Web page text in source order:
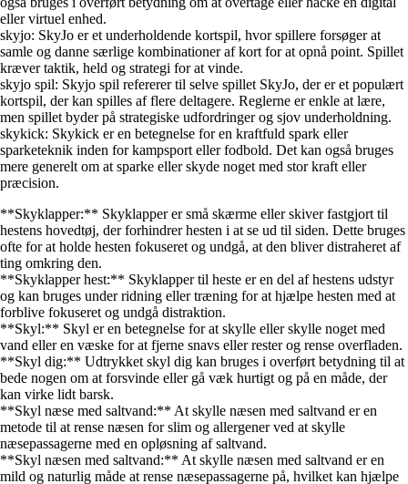
eller virtuel enhed.
skyjo: SkyJo er et underholdende kortspil, hvor spillere forsøger at
samle og danne særlige kombinationer af kort for at opnå point. Spillet
kræver taktik, held og strategi for at vinde.
skyjo spil: Skyjo spil refererer til selve spillet SkyJo, der er et populært
kortspil, der kan spilles af flere deltagere. Reglerne er enkle at lære,
men spillet byder på strategiske udfordringer og sjov underholdning.
skykick: Skykick er en betegnelse for en kraftfuld spark eller
sparketeknik inden for kampsport eller fodbold. Det kan også bruges
mere generelt om at sparke eller skyde noget med stor kraft eller
præcision.
**Skyklapper:** Skyklapper er små skærme eller skiver fastgjort til
hestens hovedtøj, der forhindrer hesten i at se ud til siden. Dette bruges
ofte for at holde hesten fokuseret og undgå, at den bliver distraheret af
ting omkring den.
**Skyklapper hest:** Skyklapper til heste er en del af hestens udstyr
og kan bruges under ridning eller træning for at hjælpe hesten med at
forblive fokuseret og undgå distraktion.
**Skyl:** Skyl er en betegnelse for at skylle eller skylle noget med
vand eller en væske for at fjerne snavs eller rester og rense overfladen.
**Skyl dig:** Udtrykket skyl dig kan bruges i overført betydning til at
bede nogen om at forsvinde eller gå væk hurtigt og på en måde, der
kan virke lidt barsk.
**Skyl næse med saltvand:** At skylle næsen med saltvand er en
metode til at rense næsen for slim og allergener ved at skylle
næsepassagerne med en opløsning af saltvand.
**Skyl næsen med saltvand:** At skylle næsen med saltvand er en
mild og naturlig måde at rense næsepassagerne på, hvilket kan hjælpe